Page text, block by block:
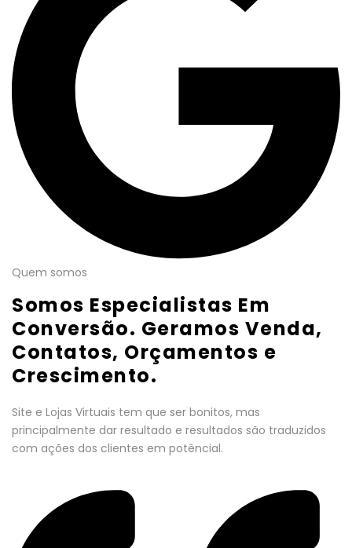
Quem somos
Somos Especialistas Em
Conversão. Geramos Venda,
Contatos, Orçamentos e
Crescimento.
Site e Lojas Virtuais tem que ser bonitos, mas
principalmente dar resultado e resultados são traduzidos
com ações dos clientes em potêncial.